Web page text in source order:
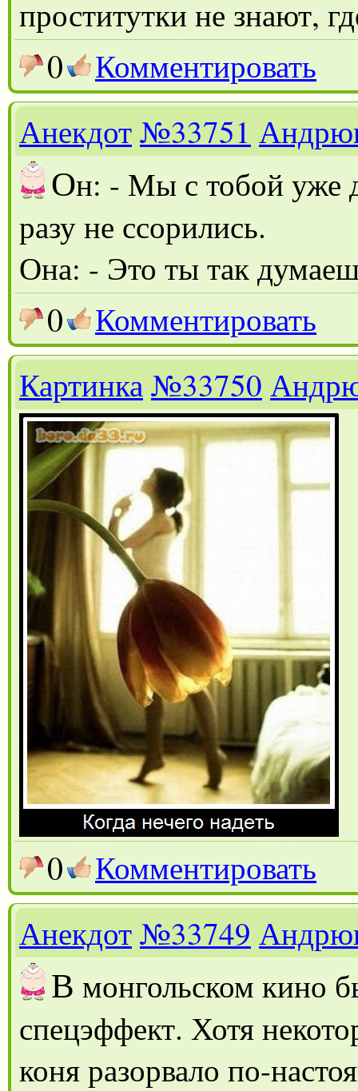
проститутки не знают,
0
Комментировать
Анекдот№33751
Он: - Мы с тобой уже
разу не ссорились.
Она: - Это ты так
0
Комментировать
Картинка№33750
0
Комментировать
Анекдот№33749
В монгольском кино
спецэффект. Хотя
коня разорвало по-